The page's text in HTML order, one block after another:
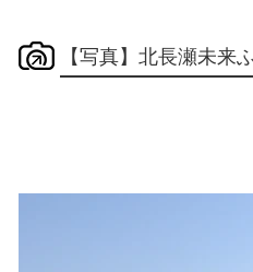
【写真】北長瀬未来